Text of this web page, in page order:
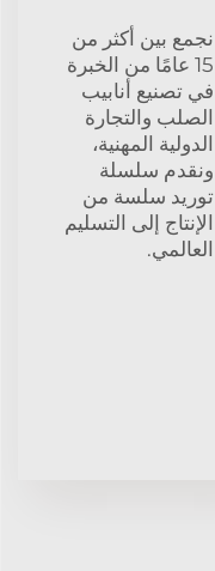
نجمع بين أكثر من
15 عامًا من الخبرة
في تصنيع أنابيب
الصلب والتجارة
الدولية المهنية،
ونقدم سلسلة
توريد سلسة من
الإنتاج إلى التسليم
العالمي.